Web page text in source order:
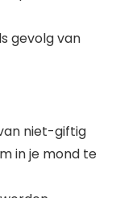
gevolg van
niet-giftig
in je mond te